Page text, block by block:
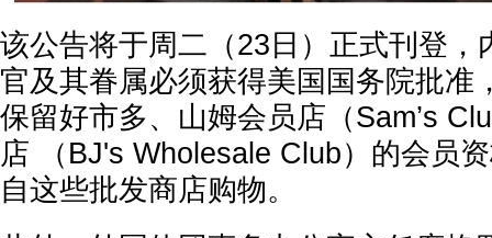
该公告将于周二（23日）正式刊登，
官及其眷属必须获得美国国务院批准
保留好市多、山姆会员店（Sam’s
店 （BJ's Wholesale Club）的会员
自这些批发商店购物。